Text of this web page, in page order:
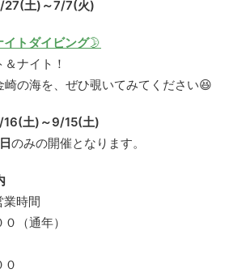
土)～7/7(火)
トダイビング🌛
ナイト！
崎の海を、ぜひ覗いてみてください😆
土)～9/15(土)
のみの開催となります。
時間
（通年）
０